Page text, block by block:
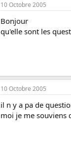
10 Octobre 2005
Bonjour
qu'elle sont les
10 Octobre 2005
il n y a pa de
moi je me souviens